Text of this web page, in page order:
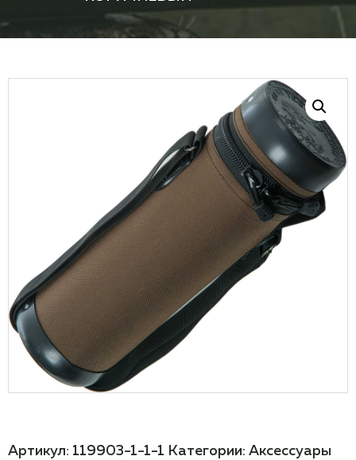
Артикул: 119903-1-1-1 Категории: Аксессуары